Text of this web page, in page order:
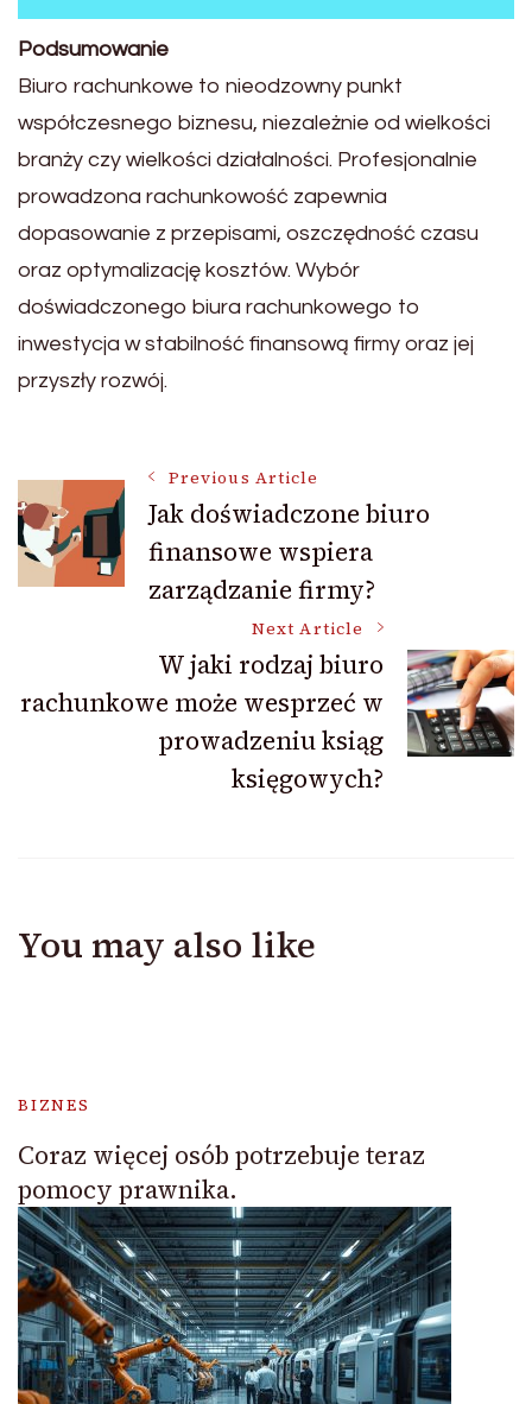
Podsumowanie
Biuro rachunkowe to nieodzowny punkt
współczesnego biznesu, niezależnie od wielkości
branży czy wielkości działalności. Profesjonalnie
prowadzona rachunkowość zapewnia
dopasowanie z przepisami, oszczędność czasu
oraz optymalizację kosztów. Wybór
doświadczonego biura rachunkowego to
inwestycja w stabilność finansową firmy oraz jej
przyszły rozwój.
Post
Navigation
Previous Article
Jak doświadczone biuro
finansowe wspiera
zarządzanie firmy?
Next Article
W jaki rodzaj biuro
rachunkowe może wesprzeć w
prowadzeniu ksiąg
księgowych?
You may also like
BIZNES
Coraz więcej osób potrzebuje teraz
pomocy prawnika.